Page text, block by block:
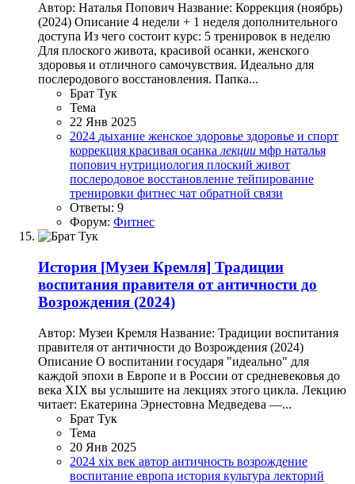
Автор: Наталья Попович Название: Коррекция (ноябрь)
(2024) Описание 4 недели + 1 неделя дополнительного
доступа Из чего состоит курс: 5 тренировок в неделю
Для плоского живота, красивой осанки, женского
здоровья и отличного самочувствия. Идеально для
послеродового восстановления. Папка...
Брат Тук
Тема
22 Янв 2025
2024 дыхание женское здоровье здоровье и спорт
коррекция красивая осанкалекции мфр наталья
попович нутрициология плоский живот
послеродовое восстановление тейпирование
тренировки фитнес чат обратной связи
Ответы: 9
Форум: Фитнес
История [Музеи Кремля] Традиции
воспитания правителя от античности до
Возрождения (2024)
Автор: Музеи Кремля Название: Традиции воспитания
правителя от античности до Возрождения (2024)
Описание О воспитании государя "идеально" для
каждой эпохи в Европе и в России от средневековья до
века XIX вы услышите на лекциях этого цикла. Лекцию
читает: Екатерина Эрнестовна Медведева —...
Брат Тук
Тема
20 Янв 2025
2024 xix век автор античность возрождение
воспитание европа история культура лекторий